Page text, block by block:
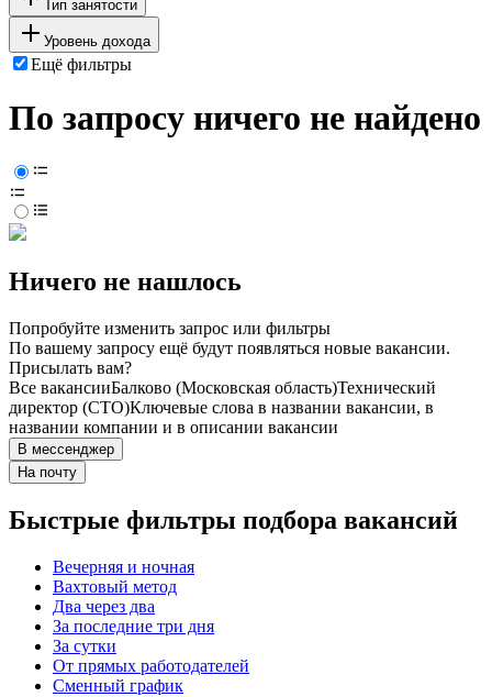
Тип занятости
Уровень дохода
Ещё фильтры
По запросу ничего не найдено
Ничего не нашлось
Попробуйте изменить запрос или фильтры
По вашему запросу ещё будут появляться новые вакансии.
Присылать вам?
Все вакансииБалково (Московская область)Технический
директор (CTO)Ключевые слова в названии вакансии, в
названии компании и в описании вакансии
В мессенджер
На почту
Быстрые фильтры подбора вакансий
Вечерняя и ночная
Вахтовый метод
Два через два
За последние три дня
За сутки
От прямых работодателей
Сменный график